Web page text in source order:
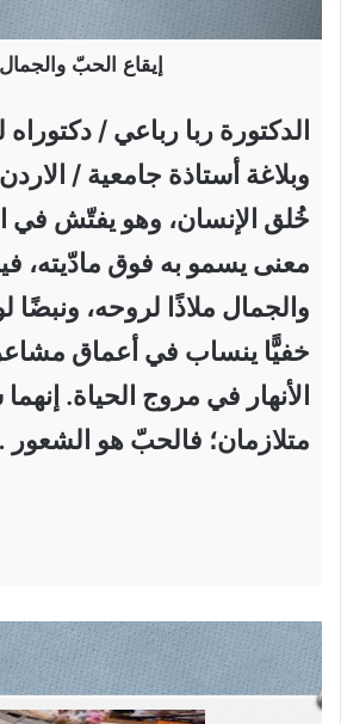
إيقاع الحبّ
الدكتورة ربا رباعي / دكتوراه
وبلاغة أستاذة جامعية /
خُلق الإنسان، وهو يفتّش في
معنى يسمو به فوق مادّيته،
والجمال ملاذًا لروحه، ونبضًا
خفيًّا ينساب في أعماق
الأنهار في مروج الحياة.
متلازمان؛ فالحبّ هو